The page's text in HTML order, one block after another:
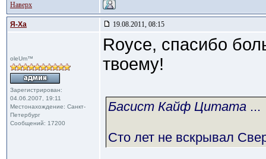
Наверх
Я-Ха 19.08.2011, 08:15
oleUm™
Зарегистрирован:
04.06.2007, 19:11
Местонахождение: Санкт-
Петербург
Сообщений: 17200
Royce, спасибо
твоему!
Басист Кайф Цитата ...
Сто лет не вскрывал